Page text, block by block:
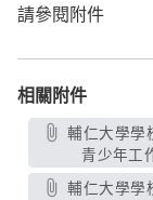
請參閱附件
相關附件
輔仁大學學校財團法人輔仁大學推廣教育中心 2026 寒假
青少年工
輔仁大學學校財團法人輔仁大學推廣教育中心 2026 寒假